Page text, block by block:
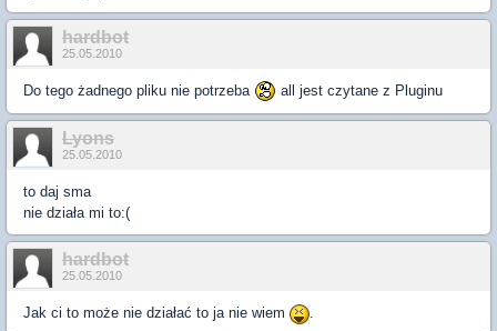
hardbot
25.05.2010
Do tego żadnego pliku nie potrzeba all jest czytane z Pluginu
Lyons
25.05.2010
to daj sma
nie działa mi to:(
hardbot
25.05.2010
Jak ci to może nie działać to ja nie wiem .